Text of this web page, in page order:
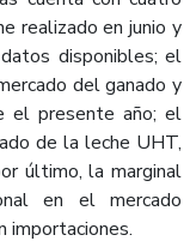
realizado en junio y
disponibles; el
del ganado y
el presente año; el
de la leche UHT,
último, la marginal
en el mercado
importaciones.